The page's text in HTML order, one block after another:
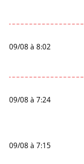
09/08 à 8:02
09/08 à 7:24
09/08 à 7:15